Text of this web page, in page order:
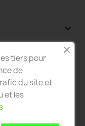


tiers pour
de
du site et
et les